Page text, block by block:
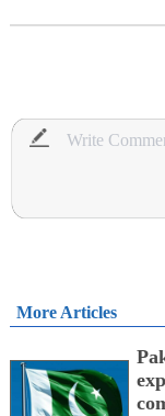
More Articles